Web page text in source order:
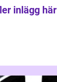
inlägg här